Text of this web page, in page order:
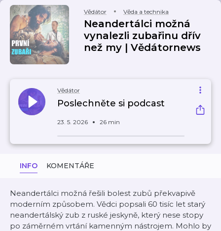
Vědátor Věda a technika
Neandertálci možná
vynalezli zubařinu dřív
než my | Vědátornews
Vědátor
Poslechněte si podcast
23. 5. 2026 26 min
INFO KOMENTÁŘE
Neandertálci možná řešili bolest zubů překvapivě
moderním způsobem. Vědci popsali 60 tisíc let starý
neandertálský zub z ruské jeskyně, který nese stopy
po záměrném vrtání kamenným nástrojem. Mohlo by